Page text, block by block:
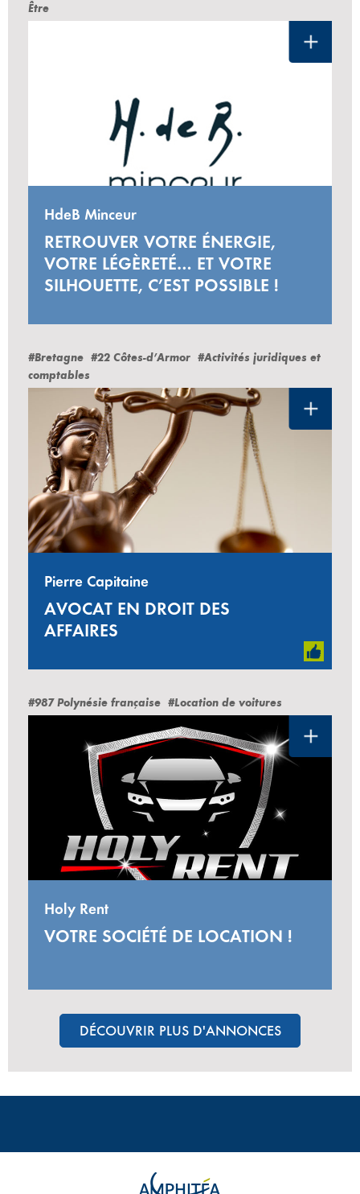
Être
HdeB Minceur
RETROUVER VOTRE ÉNERGIE,
VOTRE LÉGÈRETÉ… ET VOTRE
SILHOUETTE, C’EST POSSIBLE !
#Bretagne #22 Côtes-d’Armor #Activités juridiques et
comptables
Pierre Capitaine
AVOCAT EN DROIT DES
AFFAIRES
#987 Polynésie française #Location de voitures
Holy Rent
VOTRE SOCIÉTÉ DE LOCATION !
DÉCOUVRIR PLUS D'ANNONCES